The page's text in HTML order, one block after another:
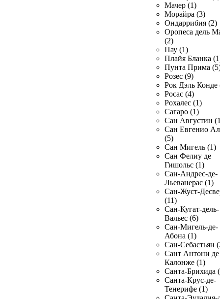
Мачер (1)
Морайра (3)
Ондаррибия (2)
Оропеса дель
(2)
Пау (1)
Плайя Бланка
Пунта Прима
Розес (9)
Рок Дэль Конде
Росас (4)
Рохалес (1)
Сагаро (1)
Сан Августин
Сан Евгенио
(5)
Сан Мигель (1)
Сан Фелиу де
Гишольс (1)
Сан-Андрес-де-
Льеванерас (1)
Сан-Жуст-
(11)
Сан-Кугат-дель-
Вальес (6)
Сан-Мигель-де-
Абона (1)
Сан-Себастьян
Сант Антони де
Калонже (1)
Санта-Брихида
Санта-Крус-де-
Тенерифе (1)